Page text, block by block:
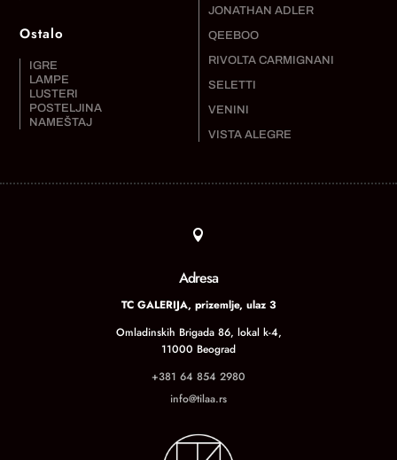
Ostalo
IGRE
LAMPE
LUSTERI
POSTELJINA
NAMEŠTAJ
JONATHAN ADLER
QEEBOO
RIVOLTA CARMIGNANI
SELETTI
VENINI
VISTA ALEGRE

Adresa
TC GALERIJA, prizemlje, ulaz 3
Omladinskih Brigada 86, lokal k-4,
11000 Beograd
+381 64 854 2980
info@tilaa.rs